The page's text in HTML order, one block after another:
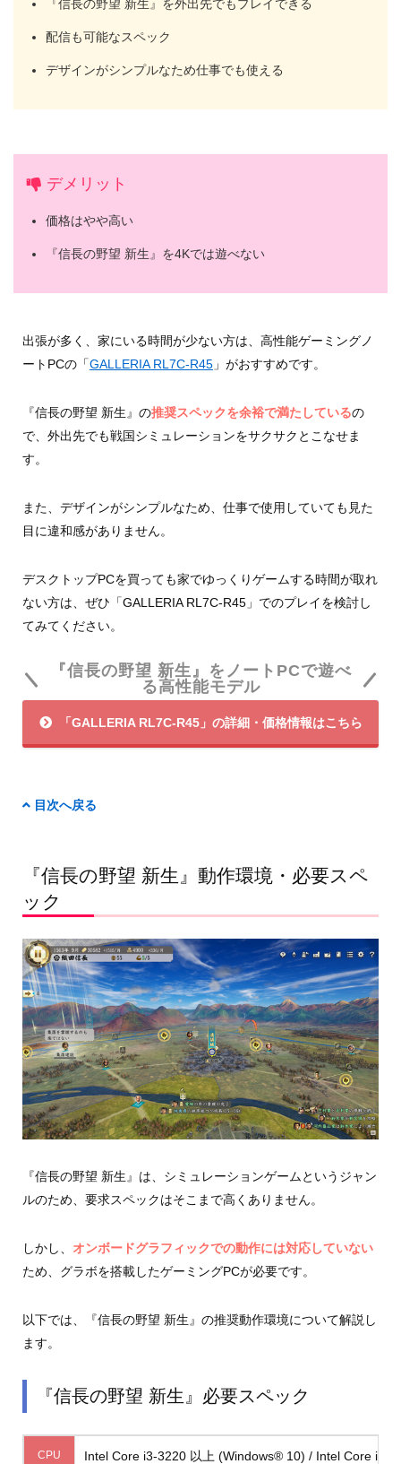
『信長の野望 新生』を外出先でもプレイできる
配信も可能なスペック
デザインがシンプルなため仕事でも使える
デメリット
価格はやや高い
『信長の野望 新生』を4Kでは遊べない
出張が多く、家にいる時間が少ない方は、高性能ゲーミングノ
ートPCの「GALLERIA RL7C-R45」がおすすめです。
『信長の野望 新生』の推奨スペックを余裕で満たしているの
で、外出先でも戦国シミュレーションをサクサクとこなせま
す。
また、デザインがシンプルなため、仕事で使用していても見た
目に違和感がありません。
デスクトップPCを買っても家でゆっくりゲームする時間が取れ
ない方は、ぜひ「GALLERIA RL7C-R45」でのプレイを検討し
てみてください。
『信長の野望 新生』をノートPCで遊べ
る高性能モデル
「GALLERIA RL7C-R45」の詳細・価格情報はこちら
目次へ戻る
『信長の野望 新生』動作環境・必要スペ
ック
『信長の野望 新生』は、シミュレーションゲームというジャン
ルのため、要求スペックはそこまで高くありません。
しかし、 オンボードグラフィックでの動作には対応していない
ため、グラボを搭載したゲーミングPCが必要です。
以下では、『信長の野望 新生』の推奨動作環境について解説し
ます。
『信長の野望 新生』必要スペック
CPU Intel Core i3-3220 以上 (Windows® 10) / Intel Core i3-